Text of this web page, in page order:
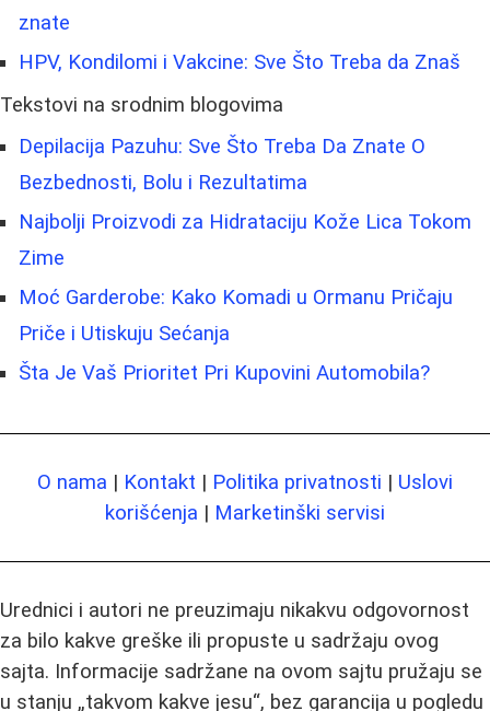
znate
HPV, Kondilomi i Vakcine: Sve Što Treba da Znaš
Tekstovi na srodnim blogovima
Depilacija Pazuhu: Sve Što Treba Da Znate O
Bezbednosti, Bolu i Rezultatima
Najbolji Proizvodi za Hidrataciju Kože Lica Tokom
Zime
Moć Garderobe: Kako Komadi u Ormanu Pričaju
Priče i Utiskuju Sećanja
Šta Je Vaš Prioritet Pri Kupovini Automobila?
O nama | Kontakt | Politika privatnosti | Uslovi
korišćenja | Marketinški servisi
Urednici i autori ne preuzimaju nikakvu odgovornost
za bilo kakve greške ili propuste u sadržaju ovog
sajta. Informacije sadržane na ovom sajtu pružaju se
u stanju „takvom kakve jesu“, bez garancija u pogledu